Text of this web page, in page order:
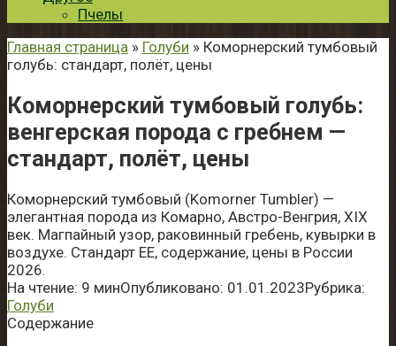
Пчелы
Главная страница » Голуби » Коморнерский тумбовый
голубь: стандарт, полёт, цены
Коморнерский тумбовый голубь:
венгерская порода с гребнем —
стандарт, полёт, цены
Коморнерский тумбовый (Komorner Tumbler) —
элегантная порода из Комарно, Австро-Венгрия, XIX
век. Магпайный узор, раковинный гребень, кувырки в
воздухе. Стандарт EE, содержание, цены в России
2026.
На чтение: 9 минОпубликовано: 01.01.2023Рубрика:
Голуби
Содержание